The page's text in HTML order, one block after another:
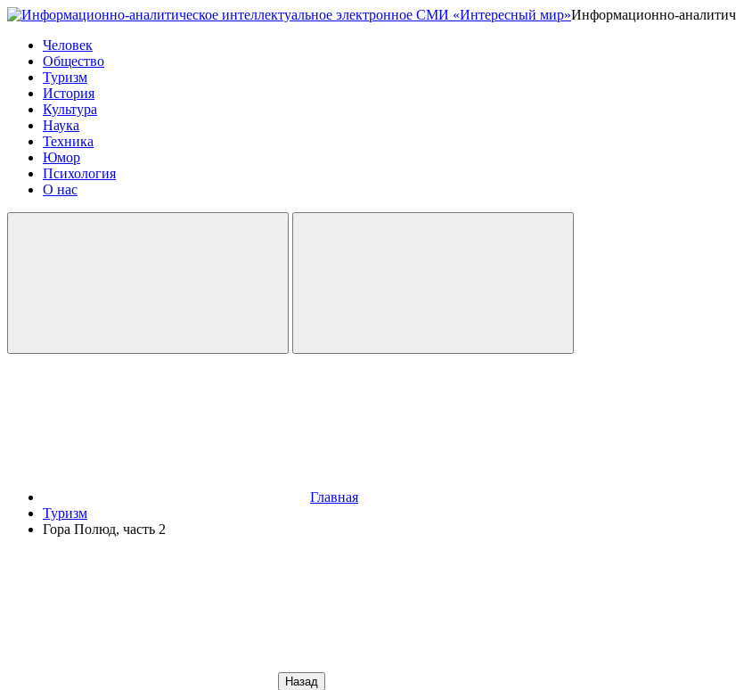
Информационно-
Человек
Общество
Туризм
История
Культура
Наука
Техника
Юмор
Психология
О нас
Главная
Туризм
Гора Полюд, часть 2
Назад